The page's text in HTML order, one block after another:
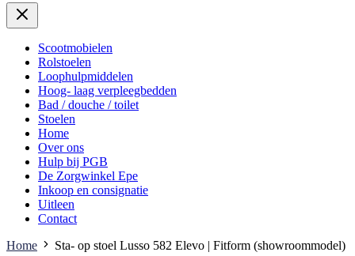
Scootmobielen
Rolstoelen
Loophulpmiddelen
Hoog- laag verpleegbedden
Bad / douche / toilet
Stoelen
Home
Over ons
Hulp bij PGB
De Zorgwinkel Epe
Inkoop en consignatie
Uitleen
Contact
Home
Sta- op stoel Lusso 582 Elevo | Fitform (showroommodel)